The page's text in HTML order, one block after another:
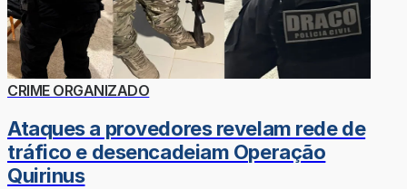
CRIME ORGANIZADO
Ataques a provedores revelam rede de
tráfico e desencadeiam Operação
Quirinus